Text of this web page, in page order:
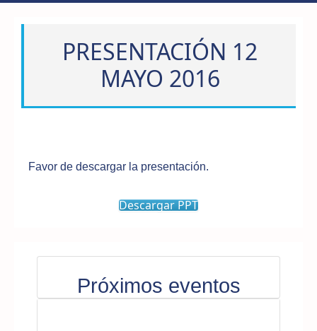
PRESENTACIÓN 12
MAYO 2016
Favor de descargar la presentación.
Descargar PPT
Próximos eventos